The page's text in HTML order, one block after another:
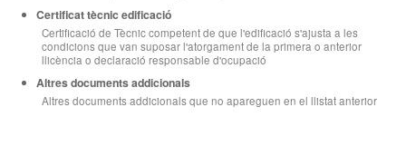
Certificat tècnic edificació
Certificació de Tècnic competent de que l'edificació s'ajusta a les
condicions que van suposar l'atorgament de la primera o anterior
llicència o declaració responsable d'ocupació
Altres documents addicionals
Altres documents addicionals que no apareguen en el llistat anterior